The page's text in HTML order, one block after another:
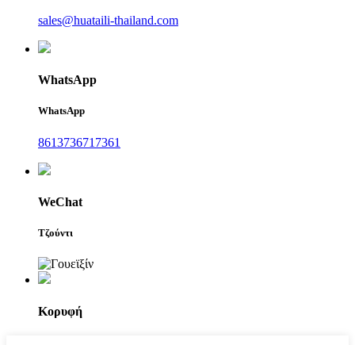
sales@huataili-thailand.com
WhatsApp
WhatsApp
8613736717361
WeChat
Τζούντι
Κορυφή